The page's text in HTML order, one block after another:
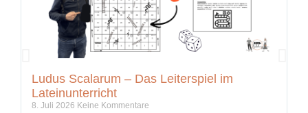
Ludus Scalarum – Das Leiterspiel im
Lateinunterricht
8. Juli 2026 Keine Kommentare